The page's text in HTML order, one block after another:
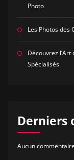
Photo
Les Photos des
Découvrez
Spécialisés
Derniers
Aucun